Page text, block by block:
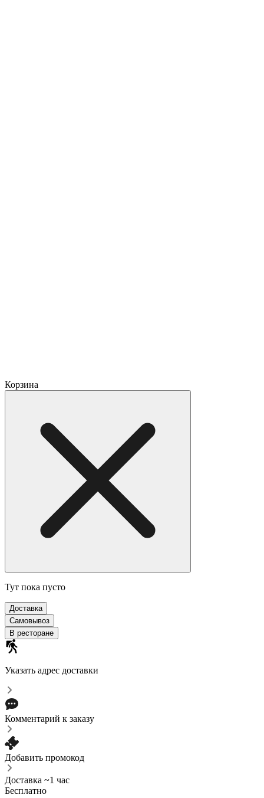
Корзина
Тут пока пусто
Доставка
Самовывоз
В ресторане
Указать адрес доставки
Комментарий к заказу
Добавить промокод
Доставка ~1 час
Бесплатно